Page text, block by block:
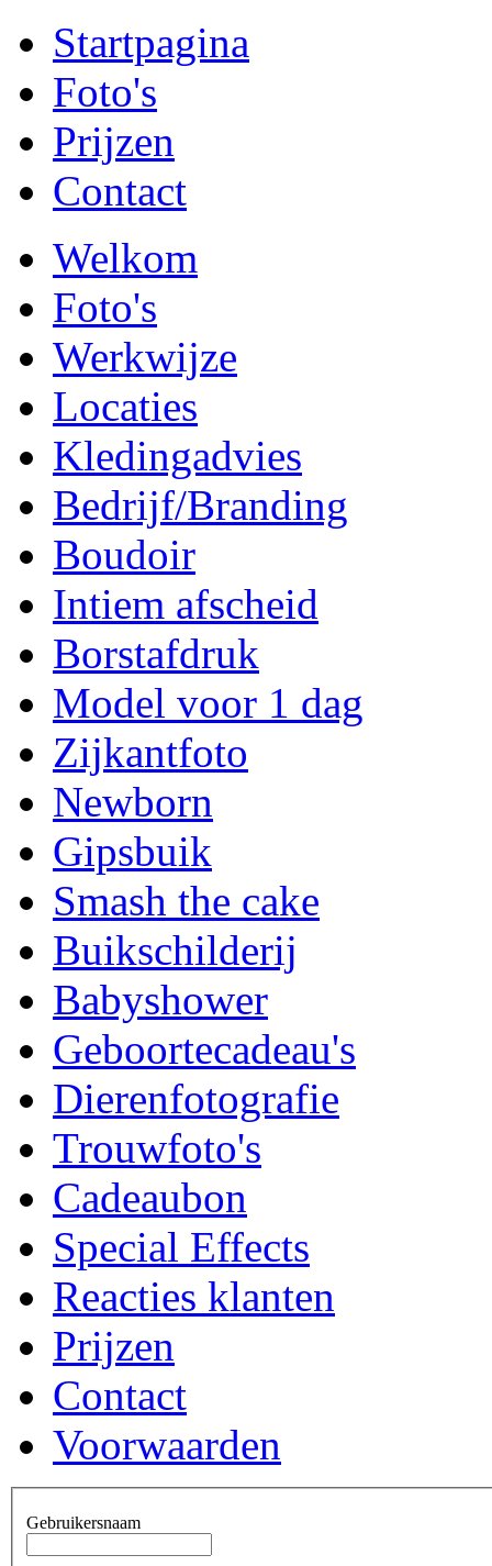
Startpagina
Foto's
Prijzen
Contact
Welkom
Foto's
Werkwijze
Locaties
Kledingadvies
Bedrijf/Branding
Boudoir
Intiem afscheid
Borstafdruk
Model voor 1 dag
Zijkantfoto
Newborn
Gipsbuik
Smash the cake
Buikschilderij
Babyshower
Geboortecadeau's
Dierenfotografie
Trouwfoto's
Cadeaubon
Special Effects
Reacties klanten
Prijzen
Contact
Voorwaarden
Gebruikersnaam